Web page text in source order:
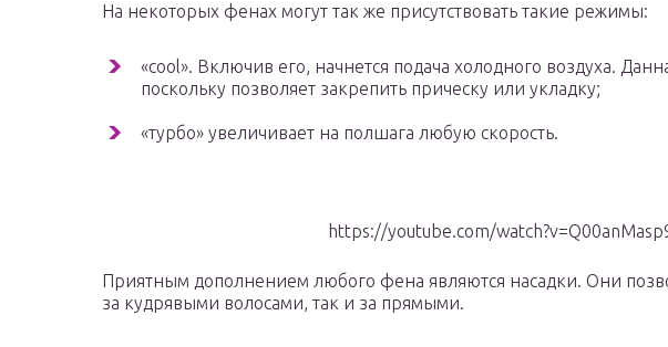
На некоторых фенах могут так же присутствовать такие режимы:
«cool». Включив его, начнется подача холодного воздуха.
поскольку позволяет закрепить прическу или укладку;
«турбо» увеличивает на полшага любую скорость.
https://youtube.com/
Приятным дополнением любого фена являются насадки. Они
за кудрявыми волосами, так и за прямыми.